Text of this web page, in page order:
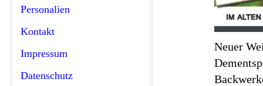
Personalien
Kontakt
Impressum
Datenschutz
Neuer